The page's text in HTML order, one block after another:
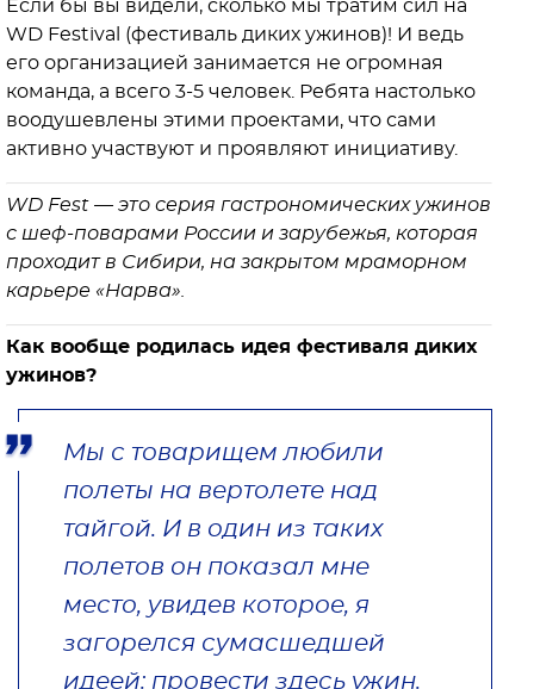
Если бы вы видели, сколько мы тратим сил на
WD Festival (фестиваль диких ужинов)! И ведь
его организацией занимается не огромная
команда, а всего 3-5 человек. Ребята настолько
воодушевлены этими проектами, что сами
активно участвуют и проявляют инициативу.
WD Fest — это серия гастрономических ужинов
с шеф-поварами России и зарубежья, которая
проходит в Сибири, на закрытом мраморном
карьере «Нарва».
Как вообще родилась идея фестиваля диких
ужинов?
Мы с товарищем любили
полеты на вертолете над
тайгой. И в один из таких
полетов он показал мне
место, увидев которое, я
загорелся сумасшедшей
идеей: провести здесь ужин.